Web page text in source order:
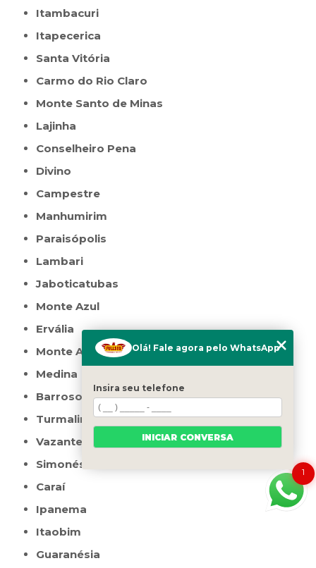
Itambacuri
Itapecerica
Santa Vitória
Carmo do Rio Claro
Monte Santo de Minas
Lajinha
Conselheiro Pena
Divino
Campestre
Manhumirim
Paraisópolis
Lambari
Jaboticatubas
Monte Azul
Ervália
Monte Alegre de Minas
Medina
Barroso
Turmalina
Vazante
Simonésia
Caraí
Ipanema
Itaobim
Guaranésia
1
Olá! Fale agora pelo WhatsApp
Insira seu telefone
INICIAR CONVERSA